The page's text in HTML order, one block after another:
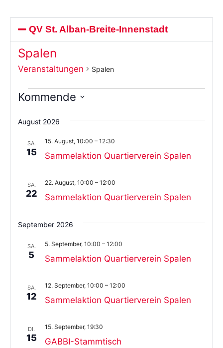
QV St. Alban-Breite-Innenstadt
Spalen
Veranstaltungen Spalen
Kommende
Sie
das
aus.
August 2026
SA.
15 Sammelaktion Quartierverein Spalen
15. August, 10:00 – 12:30
SA.
22 Sammelaktion Quartierverein Spalen
22. August, 10:00 – 12:00
September 2026
SA.
5 Sammelaktion Quartierverein Spalen
5. September, 10:00 – 12:00
SA.
12 Sammelaktion Quartierverein Spalen
12. September, 10:00 – 12:00
DI.
15 GABBI-Stammtisch
15. September, 19:30